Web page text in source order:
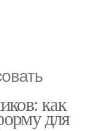
как
для